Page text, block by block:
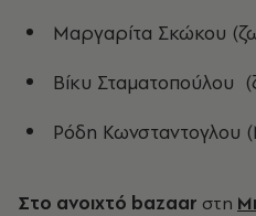
Μαργαρίτα Σκώκου
Βίκυ Σταματοπούλου
Ρόδη Κωνσταντογλου
Στο ανοιχτό bazaar στη